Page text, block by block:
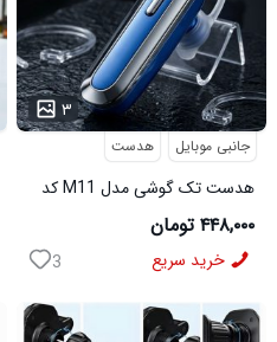
۳ ...
جانبی موبایل هدست
هدست تک گوشی مدل M11 کد
6491
۴۴۸,۰۰۰ تومان
خرید سریع 3